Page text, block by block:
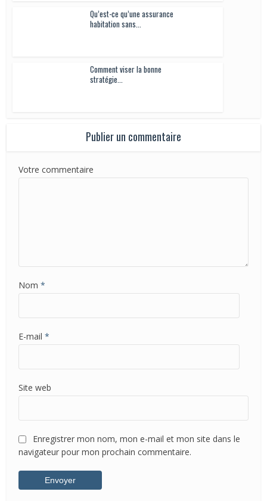
Qu’est-ce qu’une assurance
habitation sans...
Comment viser la bonne
stratégie...
Publier un commentaire
Votre commentaire
Nom*
E-mail*
Site web
Enregistrer mon nom, mon e-mail et mon site dans le
navigateur pour mon prochain commentaire.